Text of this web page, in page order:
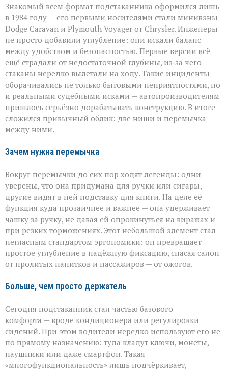
Знакомый всем формат подстаканника оформился лишь
в 1984 году — его первыми носителями стали минивэны
Dodge Caravan и Plymouth Voyager от Chrysler. Инженеры
не просто добавили углубление: они искали баланс
между удобством и безопасностью. Первые версии всё
ещё страдали от недостаточной глубины, из‑за чего
стаканы нередко вылетали на ходу. Такие инциденты
оборачивались не только бытовыми неприятностями, но
и реальными судебными исками — автопроизводителям
пришлось серьёзно дорабатывать конструкцию. В итоге
сложился привычный облик: две ниши и перемычка
между ними.
Зачем нужна перемычка
Вокруг перемычки до сих пор ходят легенды: одни
уверены, что она придумана для ручки или сигары,
другие видят в ней подставку для книги. На деле её
функция куда прозаичнее и важнее — она удерживает
чашку за ручку, не давая ей опрокинуться на виражах и
при резких торможениях. Этот небольшой элемент стал
негласным стандартом эргономики: он превращает
простое углубление в надёжную фиксацию, спасая салон
от пролитых напитков и пассажиров — от ожогов.
Больше, чем просто держатель
Сегодня подстаканник стал частью базового
комфорта — вроде кондиционера или регулировки
сидений. При этом водители нередко используют его не
по прямому назначению: туда кладут ключи, монеты,
наушники или даже смартфон. Такая
«многофункциональность» лишь подчёркивает,